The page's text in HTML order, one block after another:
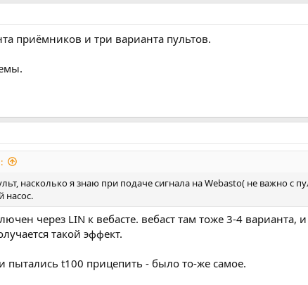
приёмников и три варианта пультов.
насколько я знаю при подаче сигнала на Webasto( не важно с
насос.
через LIN к вебасте. вебаст там тоже 3-4
такой эффект.
пытались t100 прицепить - было то-же самое.